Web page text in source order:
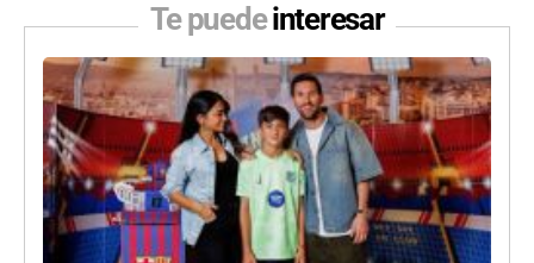
Te puedeinteresar